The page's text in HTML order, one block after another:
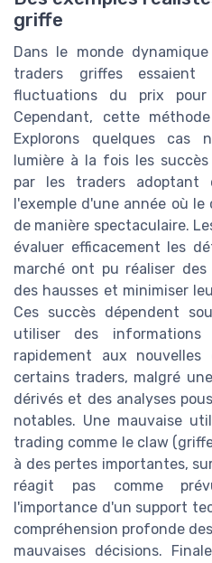
griffe
Dans le monde
traders griffes essaient
fluctuations du prix pour
Cependant, cette
Explorons quelques cas
lumière à la fois les
par les traders adoptant
l'exemple d'une année où
de manière spectaculaire.
évaluer efficacement les
marché ont pu réaliser
des hausses et minimiser
Ces succès dépendent
utiliser des
rapidement aux nouvelles
certains traders, malgré
dérivés et des analyses
notables. Une mauvaise
trading comme le claw
à des pertes importantes,
réagit pas comme
l'importance d'un support
compréhension profonde
mauvaises décisions.